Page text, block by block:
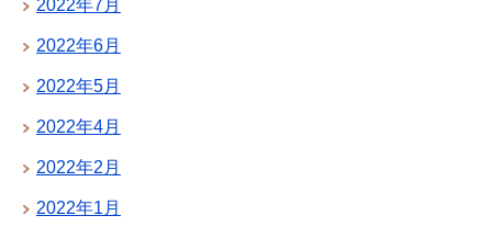
2022年7月
2022年6月
2022年5月
2022年4月
2022年2月
2022年1月